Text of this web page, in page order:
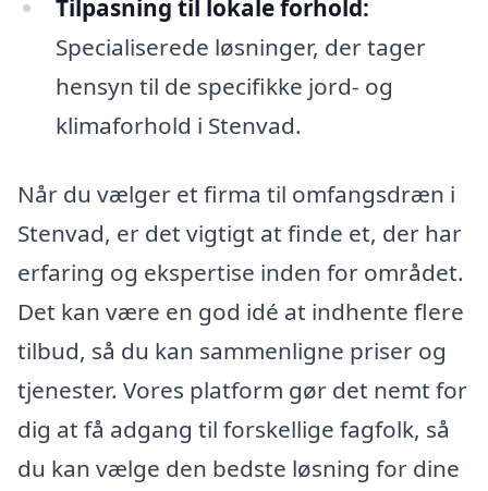
Tilpasning til lokale forhold:
Specialiserede løsninger, der tager
hensyn til de specifikke jord- og
klimaforhold i Stenvad.
Når du vælger et firma til omfangsdræn i
Stenvad, er det vigtigt at finde et, der har
erfaring og ekspertise inden for området.
Det kan være en god idé at indhente flere
tilbud, så du kan sammenligne priser og
tjenester. Vores platform gør det nemt for
dig at få adgang til forskellige fagfolk, så
du kan vælge den bedste løsning for dine